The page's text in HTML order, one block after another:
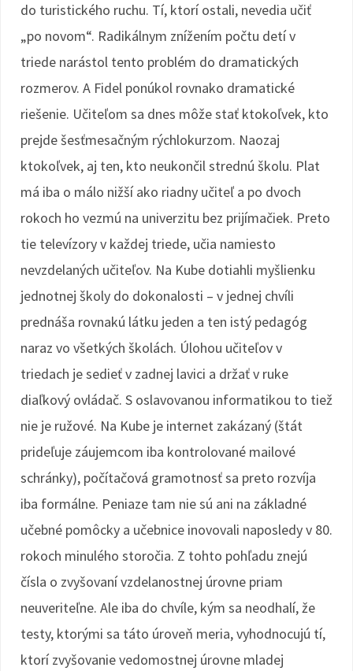
do turistického ruchu. Tí, ktorí ostali, nevedia učiť
„po novom“. Radikálnym znížením počtu detí v
triede narástol tento problém do dramatických
rozmerov. A Fidel ponúkol rovnako dramatické
riešenie. Učiteľom sa dnes môže stať ktokoľvek, kto
prejde šesťmesačným rýchlokurzom. Naozaj
ktokoľvek, aj ten, kto neukončil strednú školu. Plat
má iba o málo nižší ako riadny učiteľ a po dvoch
rokoch ho vezmú na univerzitu bez prijímačiek. Preto
tie televízory v každej triede, učia namiesto
nevzdelaných učiteľov. Na Kube dotiahli myšlienku
jednotnej školy do dokonalosti – v jednej chvíli
prednáša rovnakú látku jeden a ten istý pedagóg
naraz vo všetkých školách. Úlohou učiteľov v
triedach je sedieť v zadnej lavici a držať v ruke
diaľkový ovládač. S oslavovanou informatikou to tiež
nie je ružové. Na Kube je internet zakázaný (štát
prideľuje záujemcom iba kontrolované mailové
schránky), počítačová gramotnosť sa preto rozvíja
iba formálne. Peniaze tam nie sú ani na základné
učebné pomôcky a učebnice inovovali naposledy v 80.
rokoch minulého storočia. Z tohto pohľadu znejú
čísla o zvyšovaní vzdelanostnej úrovne priam
neuveriteľne. Ale iba do chvíle, kým sa neodhalí, že
testy, ktorými sa táto úroveň meria, vyhodnocujú tí,
ktorí zvyšovanie vedomostnej úrovne mladej